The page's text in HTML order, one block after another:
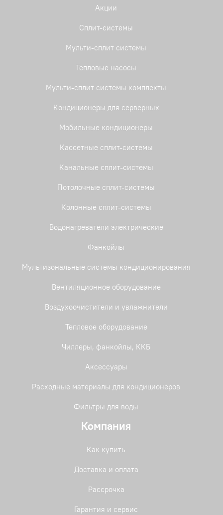
Акции
Сплит-системы
Мульти-сплит системы
Тепловые насосы
Мульти-сплит системы комплекты
Кондиционеры для серверных
Мобильные кондиционеры
Кассетные сплит-системы
Канальные сплит-системы
Потолочные сплит-системы
Колонные сплит-системы
Водонагреватели электрические
Фанкойлы
Мультизональные системы кондиционирования
Вентиляционное оборудование
Воздухоочистители и увлажнители
Тепловое оборудование
Чиллеры, фанкойлы, ККБ
Аксессуары
Расходные материалы для кондиционеров
Фильтры для воды
Компания
Как купить
Доставка и оплата
Рассрочка
Гарантия и сервис